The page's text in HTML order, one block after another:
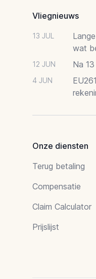
Vliegnieuws
13 JUL
wat
12 JUN Na
4 JUN
Onze diensten
Terug betaling
Compensatie
Claim Calculator
Prijslijst